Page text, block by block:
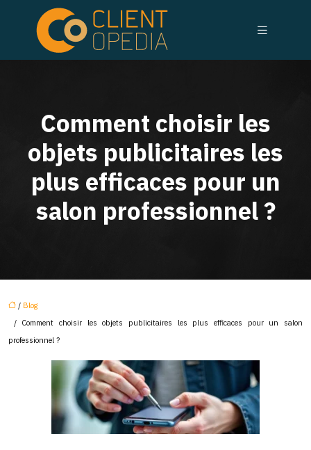
Comment choisir les
objets publicitaires les
plus efficaces pour un
salon professionnel ?
/ Blog
/ Comment choisir les objets publicitaires les plus efficaces pour un salon
professionnel ?